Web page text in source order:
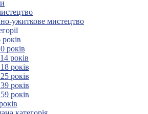
ужиткове мистецтво
років
років
років
років
років
років